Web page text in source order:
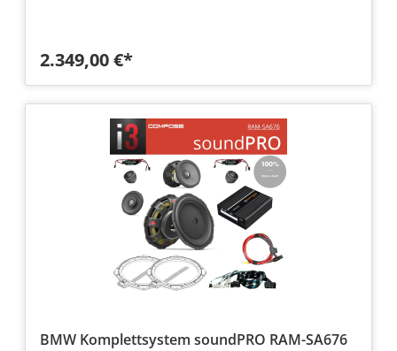
2.349,00 €*
BMW Komplettsystem soundPRO RAM-SA676